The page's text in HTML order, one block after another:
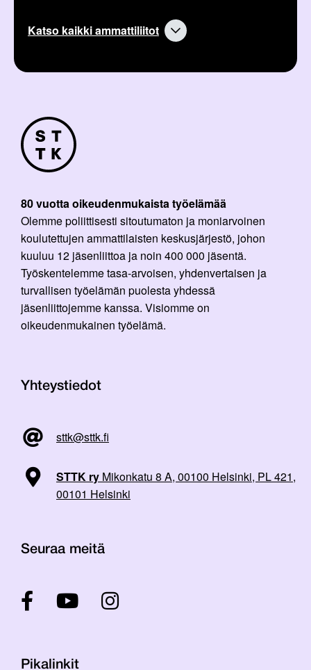
Katso kaikki ammattiliitot
80 vuotta oikeudenmukaista työelämää
Olemme poliittisesti sitoutumaton ja moniarvoinen
koulutettujen ammattilaisten keskusjärjestö, johon
kuuluu 12 jäsenliittoa ja noin 400 000 jäsentä.
Työskentelemme tasa-arvoisen, yhdenvertaisen ja
turvallisen työelämän puolesta yhdessä
jäsenliittojemme kanssa. Visiomme on
oikeudenmukainen työelämä.
Yhteystiedot
sttk@sttk.fi
STTK ry Mikonkatu 8 A, 00100 Helsinki, PL 421,
00101 Helsinki
Seuraa meitä
Pikalinkit